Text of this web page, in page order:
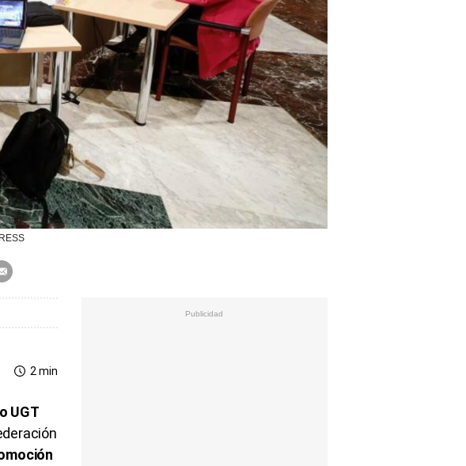
2 min
UGT